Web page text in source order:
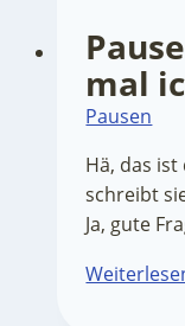
mal
Pausen
Hä, das
schreibt
Ja, gute